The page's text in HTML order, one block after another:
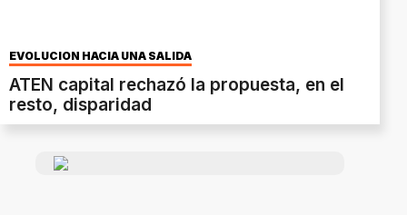
EVOLUCIÓN HACIA UNA SALIDA
ATEN capital rechazó la propuesta, en el
resto, disparidad